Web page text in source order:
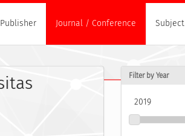
Publisher Journal / Conference Subject
Filter by Year
2019